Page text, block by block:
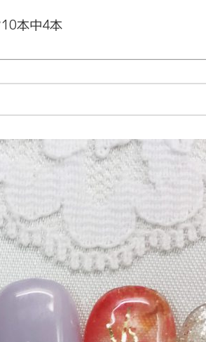
本中4本